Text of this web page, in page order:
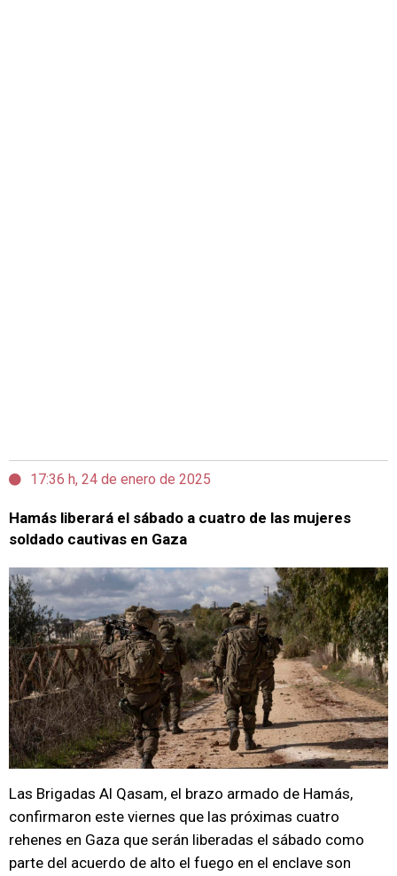
17:36 h, 24 de enero de 2025
Hamás liberará el sábado a cuatro de las mujeres
soldado cautivas en Gaza
Las Brigadas Al Qasam, el brazo armado de Hamás,
confirmaron este viernes que las próximas cuatro
rehenes en Gaza que serán liberadas el sábado como
parte del acuerdo de alto el fuego en el enclave son